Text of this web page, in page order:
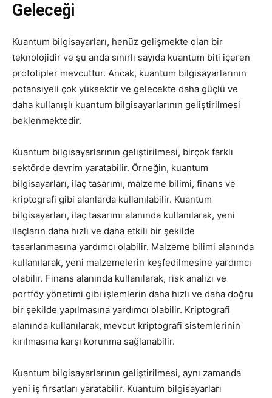
Geleceği
Kuantum bilgisayarları, henüz gelişmekte olan bir
teknolojidir ve şu anda sınırlı sayıda kuantum biti içeren
prototipler mevcuttur. Ancak, kuantum bilgisayarlarının
potansiyeli çok yüksektir ve gelecekte daha güçlü ve
daha kullanışlı kuantum bilgisayarlarının geliştirilmesi
beklenmektedir.
Kuantum bilgisayarlarının geliştirilmesi, birçok farklı
sektörde devrim yaratabilir. Örneğin, kuantum
bilgisayarları, ilaç tasarımı, malzeme bilimi, finans ve
kriptografi gibi alanlarda kullanılabilir. Kuantum
bilgisayarları, ilaç tasarımı alanında kullanılarak, yeni
ilaçların daha hızlı ve daha etkili bir şekilde
tasarlanmasına yardımcı olabilir. Malzeme bilimi alanında
kullanılarak, yeni malzemelerin keşfedilmesine yardımcı
olabilir. Finans alanında kullanılarak, risk analizi ve
portföy yönetimi gibi işlemlerin daha hızlı ve daha doğru
bir şekilde yapılmasına yardımcı olabilir. Kriptografi
alanında kullanılarak, mevcut kriptografi sistemlerinin
kırılmasına karşı korunma sağlanabilir.
Kuantum bilgisayarlarının geliştirilmesi, aynı zamanda
yeni iş fırsatları yaratabilir. Kuantum bilgisayarları